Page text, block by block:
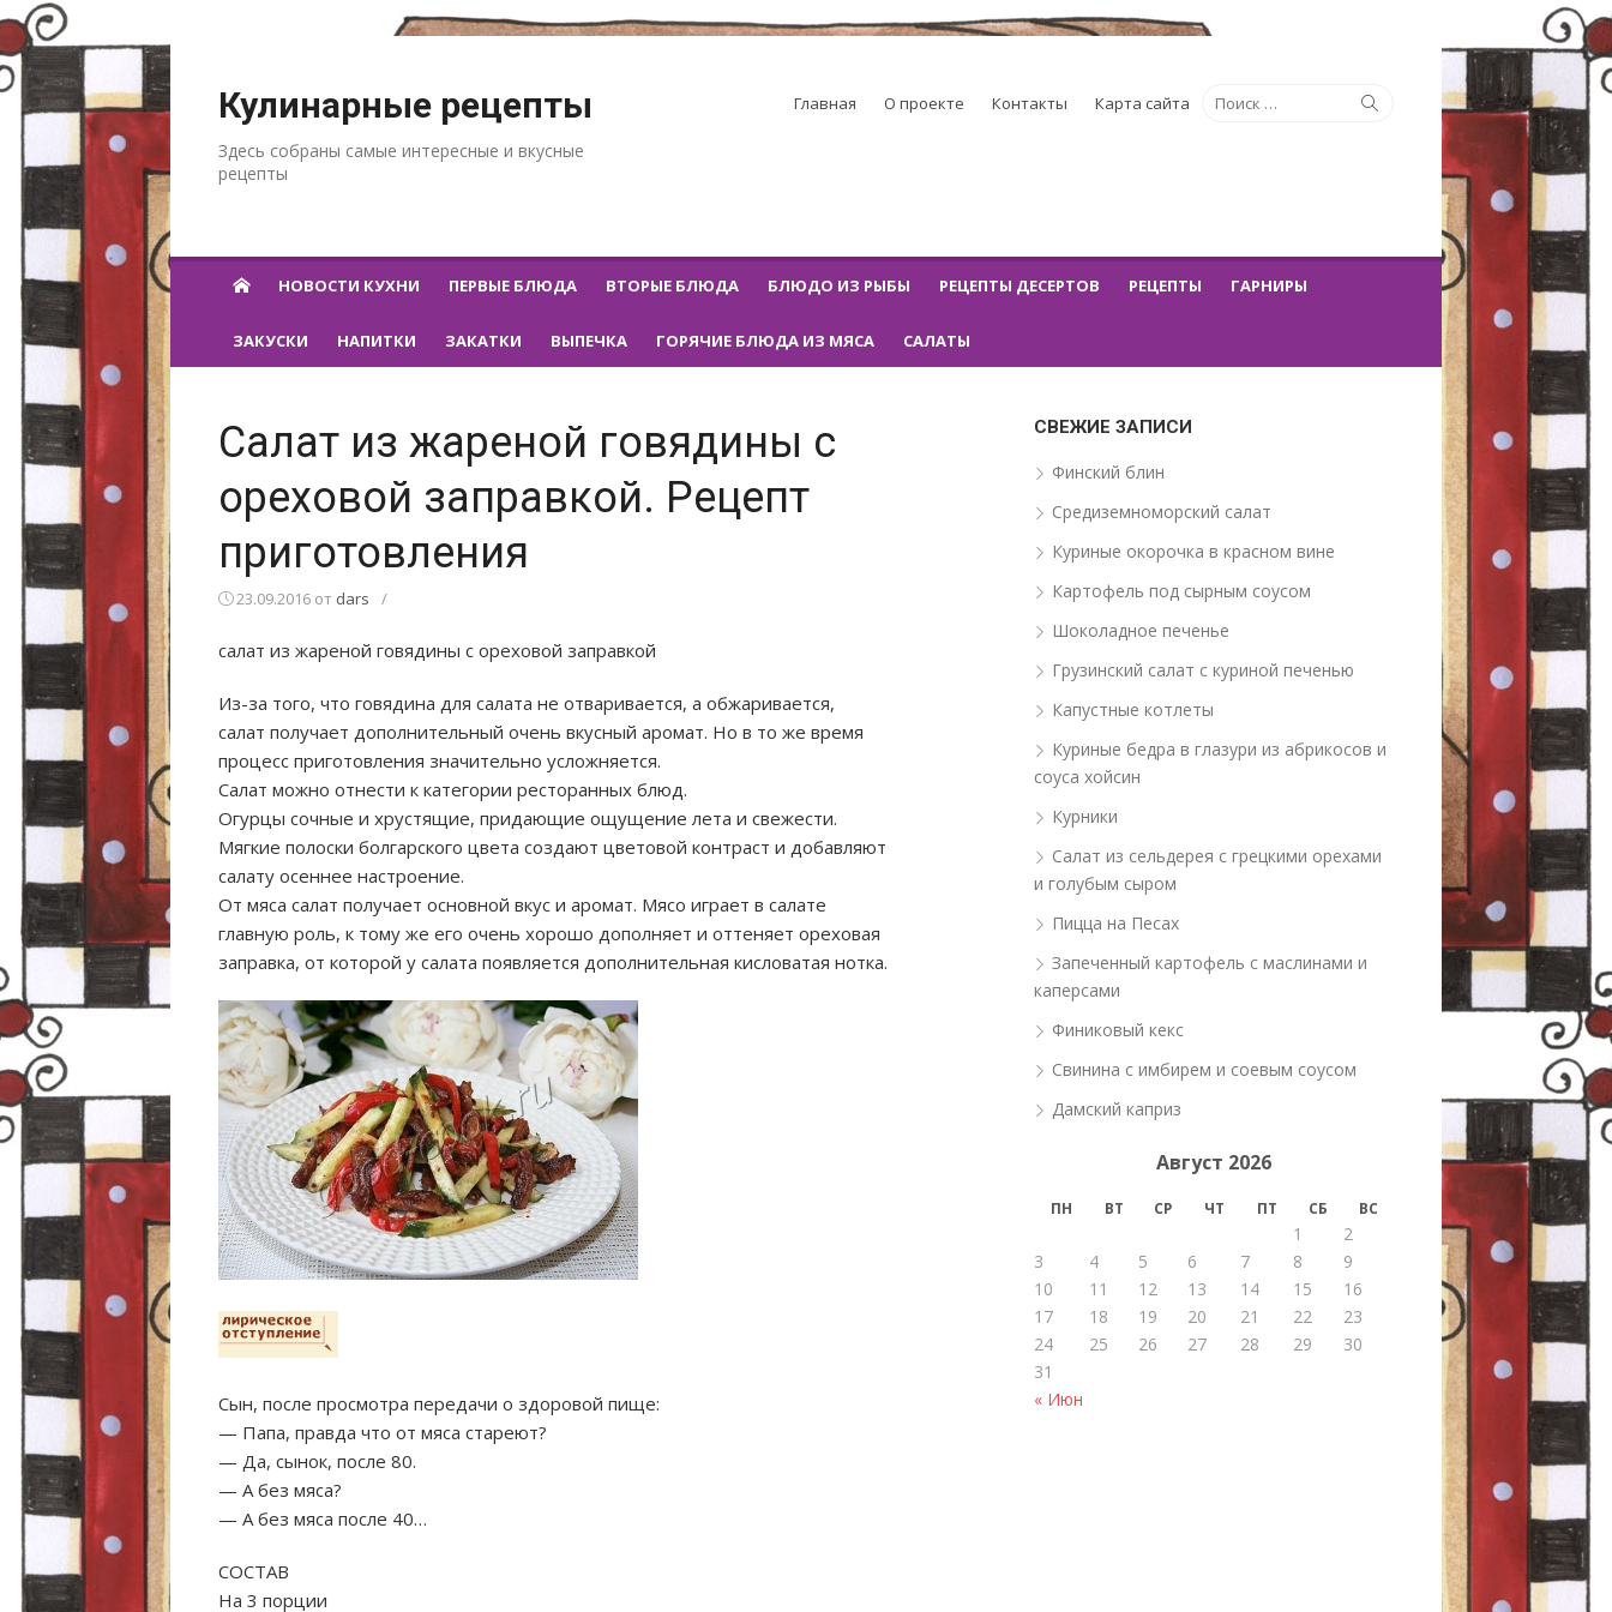
Кулинарные рецепты
Здесь собраны самые интересные и вкусные
рецепты
Искать:
Главная О проекте Контакты Карта сайта
НОВОСТИ КУХНИ ПЕРВЫЕ БЛЮДА ВТОРЫЕ БЛЮДА БЛЮДО ИЗ РЫБЫ РЕЦЕПТЫ ДЕСЕРТОВ РЕЦЕПТЫ ГАРНИРЫ
ЗАКУСКИ НАПИТКИ ЗАКАТКИ ВЫПЕЧКА ГОРЯЧИЕ БЛЮДА ИЗ МЯСА САЛАТЫ
Салат из жареной говядины с
ореховой заправкой. Рецепт
приготовления
23.09.2016 от dars /
салат из жареной говядины с ореховой заправкой
Из-за того, что говядина для салата не отваривается, а обжаривается,
салат получает дополнительный очень вкусный аромат. Но в то же время
процесс приготовления значительно усложняется.
Салат можно отнести к категории ресторанных блюд.
Огурцы сочные и хрустящие, придающие ощущение лета и свежести.
Мягкие полоски болгарского цвета создают цветовой контраст и добавляют
салату осеннее настроение.
От мяса салат получает основной вкус и аромат. Мясо играет в салате
главную роль, к тому же его очень хорошо дополняет и оттеняет ореховая
заправка, от которой у салата появляется дополнительная кисловатая нотка.
Сын, после просмотра передачи о здоровой пище:
— Папа, правда что от мяса стареют?
— Да, сынок, после 80.
— А без мяса?
— А без мяса после 40…
СОСТАВ
На 3 порции
СВЕЖИЕ ЗАПИСИ
Финский блин
Средиземноморский салат
Куриные окорочка в красном вине
Картофель под сырным соусом
Шоколадное печенье
Грузинский салат с куриной печенью
Капустные котлеты
Куриные бедра в глазури из абрикосов и
соуса хойсин
Курники
Салат из сельдерея с грецкими орехами
и голубым сыром
Пицца на Песах
Запеченный картофель с маслинами и
каперсами
Финиковый кекс
Свинина с имбирем и соевым соусом
Дамский каприз
Август 2026
ПН ВТ СР ЧТ ПТ СБ ВС
« Июн
1
2
3
4 5 6 7 8
9
10
11 12 13 14 15
16
17
18 19 20 21 22
23
24
25 26 27 28 29
30
31